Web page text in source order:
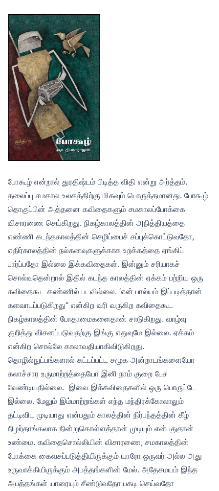
போகூழ் என்றால் துரதிஷ்டம் பிடித்த விதி என்று அர்த்தம்.
தலைப்பு சமகால உலகத்திற்கு மிகவும் பொருத்தமானது. போகூழ்
தொகுப்பின் அத்தனை கவிதைகளும் சமகாலப்போக்கை
விசாரணை செய்கிறது. நிகழ்காலத்தின் அநித்தியத்தை
எண்ணி கடந்தகாலத்தின் செழிப்பைச் சப்புக்கொட்டுவதோ,
எதிர்காலத்தின் நல்கனவுகளுக்காக உறக்கத்தை ஏங்கிப்
பார்ப்பதோ இல்லை இக்கவிதைகள். இன்னும் சரியாகச்
சொல்வதென்றால் இதில் கடந்த காலத்தின் ஏக்கம் பற்றிய ஒரு
கவிதைகூட கண்ணில் படவில்லை. ‘என் பால்யம் இப்படித்தான்
களவாடப்படுகிறது“ என்கிற வரி வருகிற கவிதைகூட
நிகழ்காலத்தின் போதாமைகளைதான் சாடுகிறது. வாழ்வு
குறித்து விசனப்படுவதற்கு இங்கு எதுவுமே இல்லை. ஏக்கம்
என்கிற சொல்லே காலாவதியாகிவிடுகிறது.
தொழில்நுட்பங்களால் கட்டப்பட்ட சமூக அன்றாடங்களையோ
கலாச்சார உருமாற்றத்தையோ இனி நாம் குறை பேச
வேண்டியதில்லை. இவை இக்கவிதைகளில் ஒரு பொருட்டே
இல்லை. மேலும் இம்மாற்றங்கள் எந்த மந்திரக்கோலாலும்
தட்டிவிட முடியாது என்பதும் காலத்தின் நிர்பந்தத்தின் கீழ்
நிழற்தாங்கலாக நின்றுகொள்ளத்தான் முடியும் என்பதுதான்
உண்மை. கவிதைசொல்லியின் விசாரணை, சமகாலத்தின்
போக்கை கைவசப்படுத்தியிருக்கும் யாரோ ஒருவர் அல்ல அது
உருவாக்கியிருக்கும் அபத்தங்களின் மேல். அதேசமயம் இந்த
அபத்தங்கள் யாரையும் சீண்டுவதோ பகடி செய்வதோ